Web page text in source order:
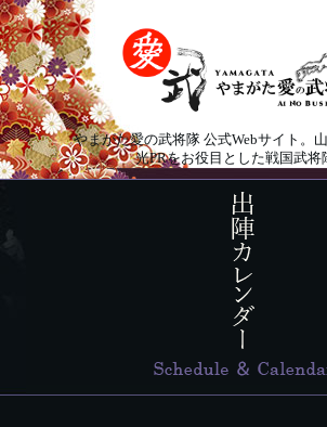
やまがた愛の武将隊 公式Webサイト。
光PRをお役目とした戦国武将